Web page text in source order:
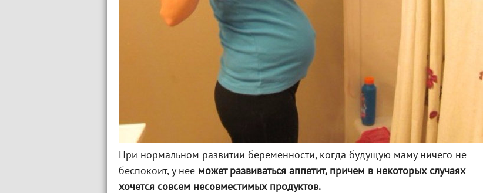
При нормальном развитии беременности, когда будущую маму ничего не
беспокоит, у нее может развиваться аппетит, причем в некоторых случаях
хочется совсем несовместимых продуктов.